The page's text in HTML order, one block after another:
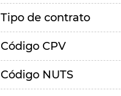
Tipo de contrato
Código CPV
Código NUTS